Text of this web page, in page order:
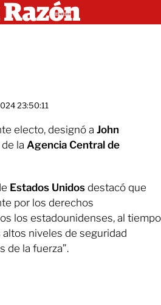
23:50:11
electo, designó a John
la Agencia Central de
Estados Unidos destacó que
por los derechos
los estadounidenses, al tiempo
niveles de seguridad
de la fuerza”.